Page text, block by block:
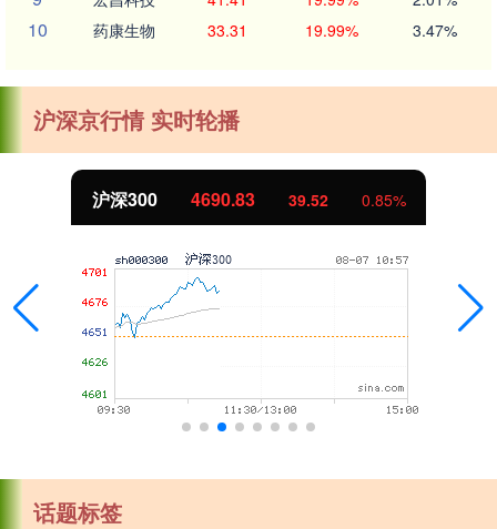
10 药康生物 33.31 19.99% 3.47%
沪深京行情 实时轮播
沪深300 4690.83 39.52 0.85%
话题标签